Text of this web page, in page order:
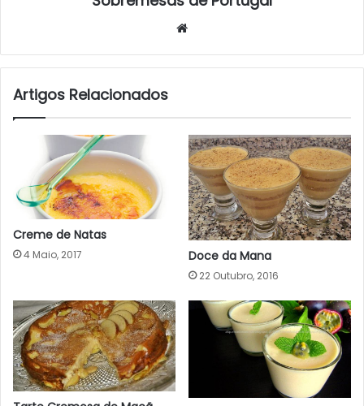
Artigos Relacionados
Creme de Natas
4 Maio, 2017 Doce da Mana
22 Outubro, 2016